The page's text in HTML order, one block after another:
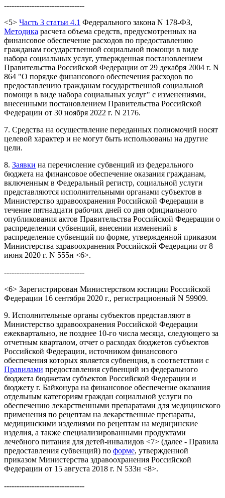
--------------------------------
<5> Часть 3 статьи 4.1 Федерального закона N 178-ФЗ,
Методика расчета объема средств, предусмотренных на
финансовое обеспечение расходов по предоставлению
гражданам государственной социальной помощи в виде
набора социальных услуг, утвержденная постановлением
Правительства Российской Федерации от 29 декабря 2004 г. N
864 "О порядке финансового обеспечения расходов по
предоставлению гражданам государственной социальной
помощи в виде набора социальных услуг" с изменениями,
внесенными постановлением Правительства Российской
Федерации от 30 ноября 2022 г. N 2176.
7. Средства на осуществление переданных полномочий носят
целевой характер и не могут быть использованы на другие
цели.
8. Заявки на перечисление субвенций из федерального
бюджета на финансовое обеспечение оказания гражданам,
включенным в Федеральный регистр, социальной услуги
представляются исполнительными органами субъектов в
Министерство здравоохранения Российской Федерации в
течение пятнадцати рабочих дней со дня официального
опубликования актов Правительства Российской Федерации о
распределении субвенций, внесении изменений в
распределение субвенций по форме, утвержденной приказом
Министерства здравоохранения Российской Федерации от 8
июня 2020 г. N 555н <6>.
--------------------------------
<6> Зарегистрирован Министерством юстиции Российской
Федерации 16 сентября 2020 г., регистрационный N 59909.
9. Исполнительные органы субъектов представляют в
Министерство здравоохранения Российской Федерации
ежеквартально, не позднее 10-го числа месяца, следующего за
отчетным кварталом, отчет о расходах бюджетов субъектов
Российской Федерации, источником финансового
обеспечения которых является субвенция, в соответствии с
Правилами предоставления субвенций из федерального
бюджета бюджетам субъектов Российской Федерации и
бюджету г. Байконура на финансовое обеспечение оказания
отдельным категориям граждан социальной услуги по
обеспечению лекарственными препаратами для медицинского
применения по рецептам на лекарственные препараты,
медицинскими изделиями по рецептам на медицинские
изделия, а также специализированными продуктами
лечебного питания для детей-инвалидов <7> (далее - Правила
предоставления субвенций) по форме, утвержденной
приказом Министерства здравоохранения Российской
Федерации от 15 августа 2018 г. N 533н <8>.
--------------------------------